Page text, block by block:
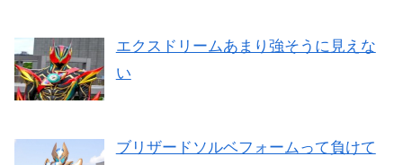
エクスドリームあまり強そうに見えな
い
ブリザードソルベフォームって負けて